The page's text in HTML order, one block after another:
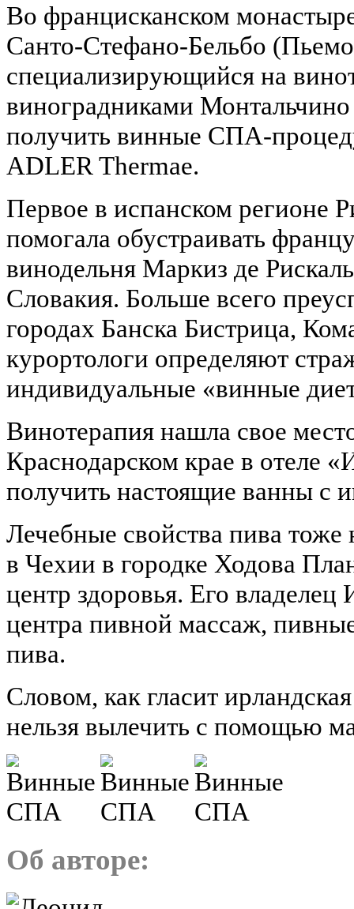
Во францисканском
Санто-Стефано-Бельбо
специализирующийся на
виноградниками
получить винные СПА-
ADLER Thermae.
Первое в испанском регионе
помогала обустраивать
винодельня Маркиз де
Словакия. Больше всего
городах Банска Бистрица,
курортологи определяют
индивидуальные «винные
Винотерапия нашла свое
Краснодарском крае в
получить настоящие ванны с
Лечебные свойства пива
в Чехии в городке Ходова
центр здоровья. Его
центра пивной массаж,
пива.
Словом, как гласит
нельзя вылечить с помощью
Об авторе: